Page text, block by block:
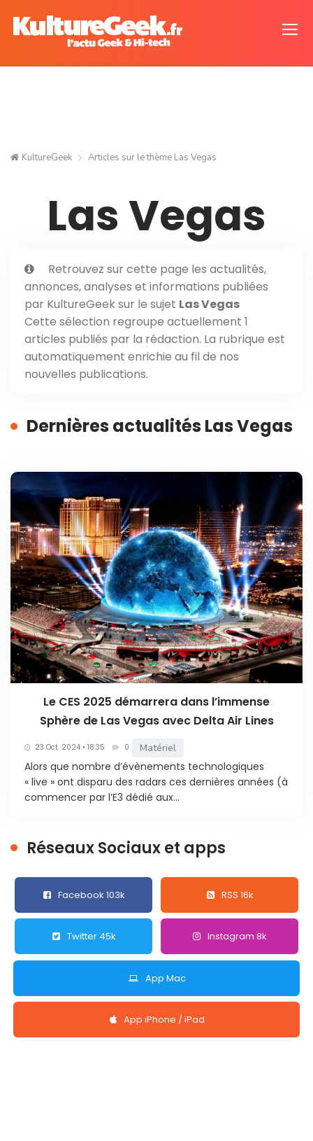
KultureGeek Articles sur le thème Las Vegas
Las Vegas
Retrouvez sur cette page les actualités,
annonces, analyses et informations publiées
par KultureGeek sur le sujet Las Vegas
Cette sélection regroupe actuellement 1
articles publiés par la rédaction. La rubrique est
automatiquement enrichie au fil de nos
nouvelles publications.
Dernières actualités Las Vegas
Le CES 2025 démarrera dans l’immense
Sphère de Las Vegas avec Delta Air Lines
23 Oct. 2024 • 18:35 0 Matériel
Alors que nombre d’évènements technologiques
« live » ont disparu des radars ces dernières années (à
commencer par l’E3 dédié aux...
Réseaux Sociaux et apps
Facebook 103k RSS 16k
Twitter 45k Instagram 8k
App Mac
App iPhone / iPad